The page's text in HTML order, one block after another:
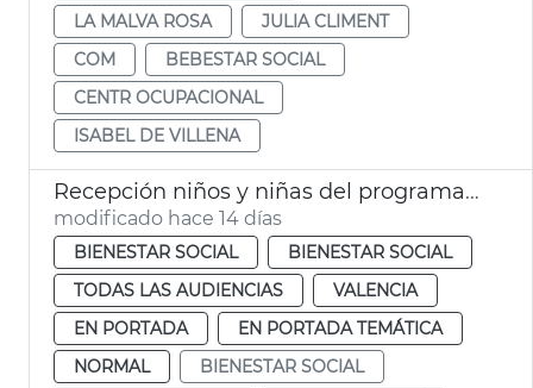
LA MALVA ROSA
JULIA CLIMENT
COM
BEBESTAR SOCIAL
CENTR OCUPACIONAL
ISABEL DE VILLENA
Recepción niños y niñas del programa Vacances en Pau
modificado hace 14 días
BIENESTAR SOCIAL
BIENESTAR SOCIAL
TODAS LAS AUDIENCIAS
VALENCIA
EN PORTADA
EN PORTADA TEMÁTICA
NORMAL
BIENESTAR SOCIAL